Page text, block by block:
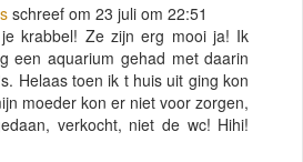
schreef om 23 juli om 22:51
krabbel! Ze zijn erg mooi ja! Ik
een aquarium gehad met daarin
Helaas toen ik t huis uit ging kon
moeder kon er niet voor zorgen,
verkocht, niet de wc! Hihi!